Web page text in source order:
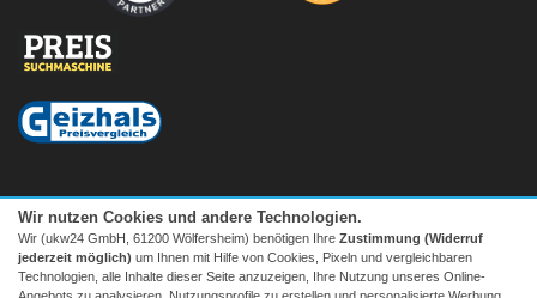
Wir nutzen Cookies und andere Technologien.
Wir (ukw24 GmbH, 61200 Wölfersheim) benötigen Ihre Zustimmung (Widerruf
jederzeit möglich) um Ihnen mit Hilfe von Cookies, Pixeln und vergleichbaren
Technologien, alle Inhalte dieser Seite anzuzeigen, Ihre Nutzung unseres Online-